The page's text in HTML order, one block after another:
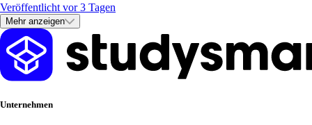
Veröffentlicht vor 3 Tagen
Mehr anzeigen
Unternehmen